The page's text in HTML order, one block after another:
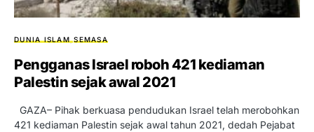
DUNIA ISLAM SEMASA
Pengganas Israel roboh 421 kediaman
Palestin sejak awal 2021
GAZA– Pihak berkuasa pendudukan Israel telah merobohkan
421 kediaman Palestin sejak awal tahun 2021, dedah Pejabat